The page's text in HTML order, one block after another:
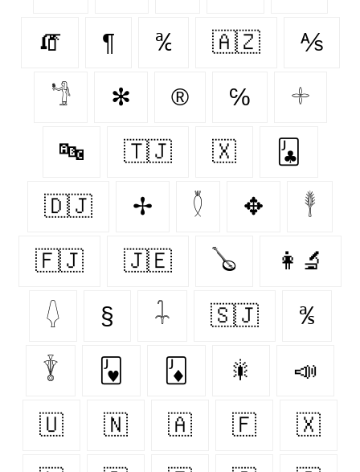
🧯 ¶ ℀ 🇦🇿 ⅍
𓁙 ✻ ® ℅ 𓇬
🔤 🇹🇯 🇽‌ 🃛
🇩🇯 ✢ 𓇟 ✥ 𓇣
🇫🇯 🇯🇪 🪕 👩‍🔬
𓆭 § 𓇑 🇸🇯 ℁
𓇊 🂻 🃋 🎇 📣
🇺 🇳 🇦 🇫 🇽